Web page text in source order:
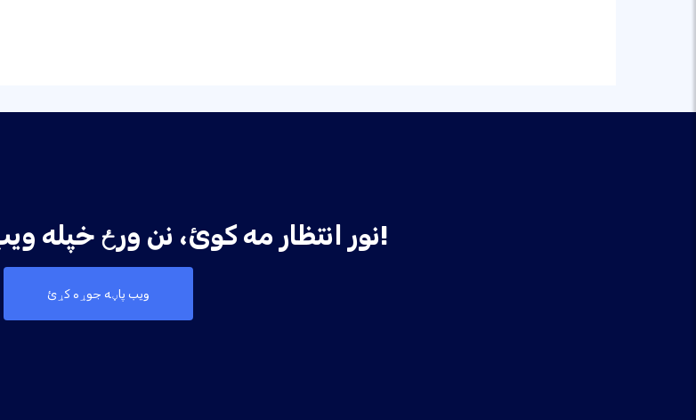
نور انتظار مه کوئ، نن ورځ خپله ویب پاڼه جوړه کړئ!
ویب پاڼه جوړه کړئ